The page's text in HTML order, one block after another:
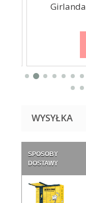
WYSYŁKA
SPOSOBY
DOSTAWY